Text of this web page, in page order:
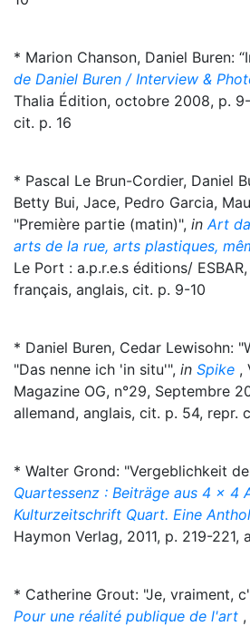
* Marion Chanson, Daniel Buren:
de Daniel Buren / Interview &
Thalia Édition, octobre 2008, p.
cit. p. 16
* Pascal Le Brun-Cordier, Daniel
Betty Bui, Jace, Pedro Garcia,
"Première partie (matin)", in Art
arts de la rue, arts plastiques,
Le Port : a.p.r.e.s éditions/
français, anglais, cit. p. 9-10
* Daniel Buren, Cedar Lewisohn:
"Das nenne ich 'in situ'", in Spike ,
Magazine OG, n°29, Septembre
allemand, anglais, cit. p. 54, repr.
* Walter Grond: "Vergeblichkeit
Quartessenz : Beiträge aus 4 x 4
Kulturzeitschrift Quart. Eine
Haymon Verlag, 2011, p. 219-221,
* Catherine Grout: "Je, vraiment,
Pour une réalité publique de l'art